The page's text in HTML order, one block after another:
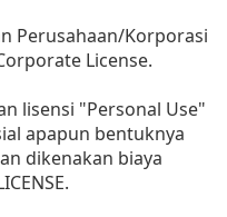
Perusahaan/Korporasi
License.
lisensi "Personal Use"
apapun bentuknya
dikenakan biaya